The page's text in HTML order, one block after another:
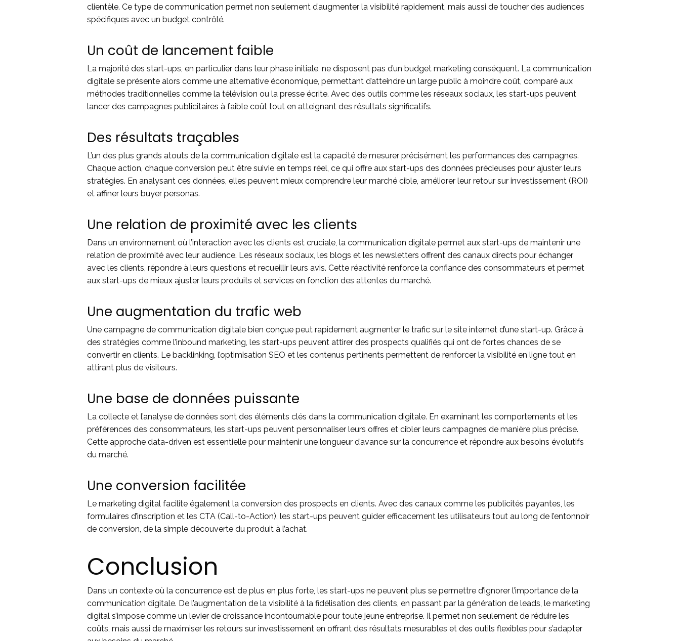
clientèle. Ce type de communication permet non seulement d’augmenter la visibilité rapidement, mais aussi de toucher des audiences
spécifiques avec un budget contrôlé.
Un coût de lancement faible
La majorité des start-ups, en particulier dans leur phase initiale, ne disposent pas d’un budget marketing conséquent. La communication
digitale se présente alors comme une alternative économique, permettant d’atteindre un large public à moindre coût, comparé aux
méthodes traditionnelles comme la télévision ou la presse écrite. Avec des outils comme les réseaux sociaux, les start-ups peuvent
lancer des campagnes publicitaires à faible coût tout en atteignant des résultats significatifs.
Des résultats traçables
L’un des plus grands atouts de la communication digitale est la capacité de mesurer précisément les performances des campagnes.
Chaque action, chaque conversion peut être suivie en temps réel, ce qui offre aux start-ups des données précieuses pour ajuster leurs
stratégies. En analysant ces données, elles peuvent mieux comprendre leur marché cible, améliorer leur retour sur investissement (ROI)
et affiner leurs buyer personas.
Une relation de proximité avec les clients
Dans un environnement où l’interaction avec les clients est cruciale, la communication digitale permet aux start-ups de maintenir une
relation de proximité avec leur audience. Les réseaux sociaux, les blogs et les newsletters offrent des canaux directs pour échanger
avec les clients, répondre à leurs questions et recueillir leurs avis. Cette réactivité renforce la confiance des consommateurs et permet
aux start-ups de mieux ajuster leurs produits et services en fonction des attentes du marché.
Une augmentation du trafic web
Une campagne de communication digitale bien conçue peut rapidement augmenter le trafic sur le site internet d’une start-up. Grâce à
des stratégies comme l’inbound marketing, les start-ups peuvent attirer des prospects qualifiés qui ont de fortes chances de se
convertir en clients. Le backlinking, l’optimisation SEO et les contenus pertinents permettent de renforcer la visibilité en ligne tout en
attirant plus de visiteurs.
Une base de données puissante
La collecte et l’analyse de données sont des éléments clés dans la communication digitale. En examinant les comportements et les
préférences des consommateurs, les start-ups peuvent personnaliser leurs offres et cibler leurs campagnes de manière plus précise.
Cette approche data-driven est essentielle pour maintenir une longueur d’avance sur la concurrence et répondre aux besoins évolutifs
du marché.
Une conversion facilitée
Le marketing digital facilite également la conversion des prospects en clients. Avec des canaux comme les publicités payantes, les
formulaires d’inscription et les CTA (Call-to-Action), les start-ups peuvent guider efficacement les utilisateurs tout au long de l’entonnoir
de conversion, de la simple découverte du produit à l’achat.
Conclusion
Dans un contexte où la concurrence est de plus en plus forte, les start-ups ne peuvent plus se permettre d’ignorer l’importance de la
communication digitale. De l’augmentation de la visibilité à la fidélisation des clients, en passant par la génération de leads, le marketing
digital s’impose comme un levier de croissance incontournable pour toute jeune entreprise. Il permet non seulement de réduire les
coûts, mais aussi de maximiser les retours sur investissement en offrant des résultats mesurables et des outils flexibles pour s’adapter